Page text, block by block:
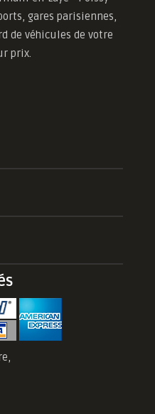
gares parisiennes,
de véhicules de votre
prix.